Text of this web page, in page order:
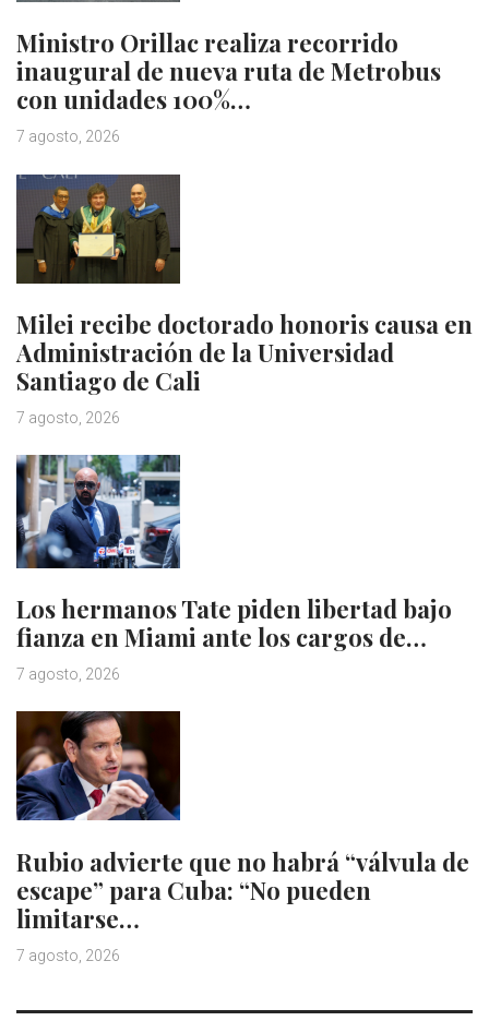
Ministro Orillac realiza recorrido
inaugural de nueva ruta de Metrobus
con unidades 100%…
7 agosto, 2026
Milei recibe doctorado honoris causa en
Administración de la Universidad
Santiago de Cali
7 agosto, 2026
Los hermanos Tate piden libertad bajo
fianza en Miami ante los cargos de…
7 agosto, 2026
Rubio advierte que no habrá “válvula de
escape” para Cuba: “No pueden
limitarse…
7 agosto, 2026